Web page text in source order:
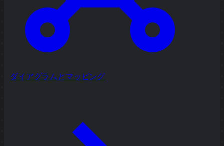
ダイアグラムとマッピング